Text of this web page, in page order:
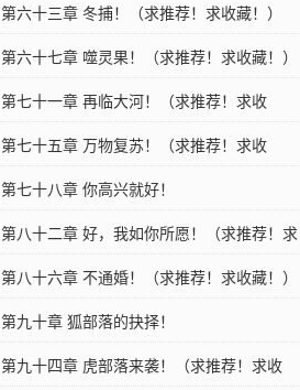
第六十三章 冬捕！（求推荐！求收藏！）
第六十七章 噬灵果！（求推荐！求收藏！）
第七十一章 再临大河！（求推荐！求收
藏！）
第七十五章 万物复苏！（求推荐！求收
藏！）
第七十八章 你高兴就好！
第八十二章 好，我如你所愿！（求推荐！求
收藏！）
第八十六章 不通婚！（求推荐！求收藏！）
第九十章 狐部落的抉择！
第九十四章 虎部落来袭！（求推荐！求收